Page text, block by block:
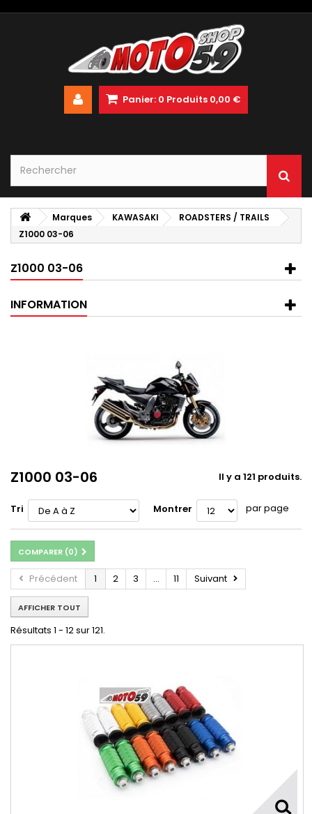
Panier: 0 Produits 0,00 €
Marques KAWASAKI
ROADSTERS / TRAILS
Z1000 03-06
Z1000 03-06
INFORMATION
Z1000 03-06 Il y a 121 produits.
Tri Montrer par page
COMPARER (0)
Précédent 1 2 3 ... 11 Suivant
AFFICHER TOUT
Résultats 1 - 12 sur 121.